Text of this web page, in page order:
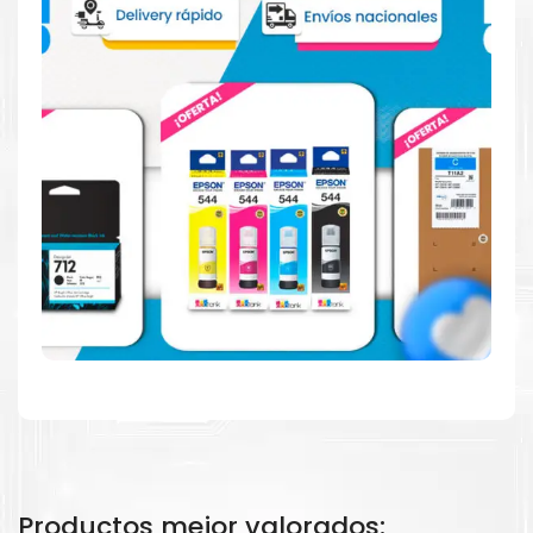
Resultados de alta calidad
Desarrollado para causar un alto impacto de calidad
premium en cada página.
Amigables con el Medio Ambiente